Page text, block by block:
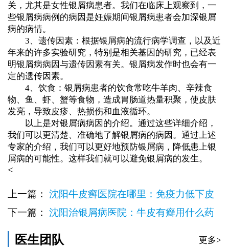
关，尤其是女性银屑病患者。我们在临床上观察到，一
些银屑病病例的病因是妊娠期间银屑病患者会加深银屑
病的病情。
3、遗传因素：根据银屑病的流行病学调查，以及近
年来的许多实验研究，特别是相关基因的研究，已经表
明银屑病病因与遗传因素有关。银屑病发作时也会有一
定的遗传因素。
4、饮食：银屑病患者的饮食常吃牛羊肉、辛辣食
物、鱼、虾、蟹等食物，造成胃肠道热量积聚，使皮肤
发亮，导致皮疹、热损伤和血液循环。
以上是对银屑病病因的介绍。通过这些详细介绍，
我们可以更清楚、准确地了解银屑病的病因。通过上述
专家的介绍，我们可以更好地预防银屑病，降低患上银
屑病的可能性。这样我们就可以避免银屑病的发生。
<
上一篇： 沈阳牛皮癣医院在哪里：免疫力低下皮
肤病
下一篇： 沈阳治银屑病医院：牛皮有癣用什么药
膏
医生团队 更多>